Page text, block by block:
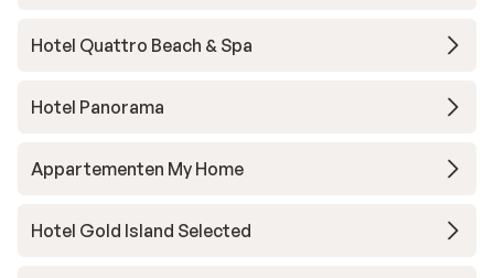
Hotel Quattro Beach & Spa
Hotel Panorama
Appartementen My Home
Hotel Gold Island Selected